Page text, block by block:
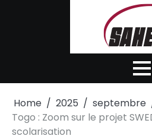
Home 2025 septembre
Togo : Zoom sur le projet
scolarisation